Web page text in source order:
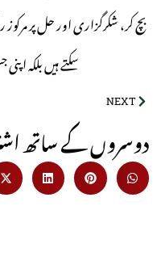
بچ کر، شکرگزاری اور حل پر
سکتے ہیں بلکہ
NEXT
:دوسروں کے ساتھ